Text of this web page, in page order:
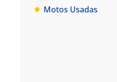
Motos Usadas